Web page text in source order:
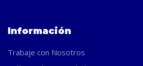
Información
Trabaje con Nosotros